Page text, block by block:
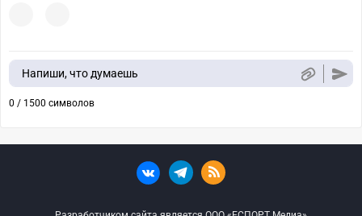
Напиши, что думаешь
0 / 1500 символов